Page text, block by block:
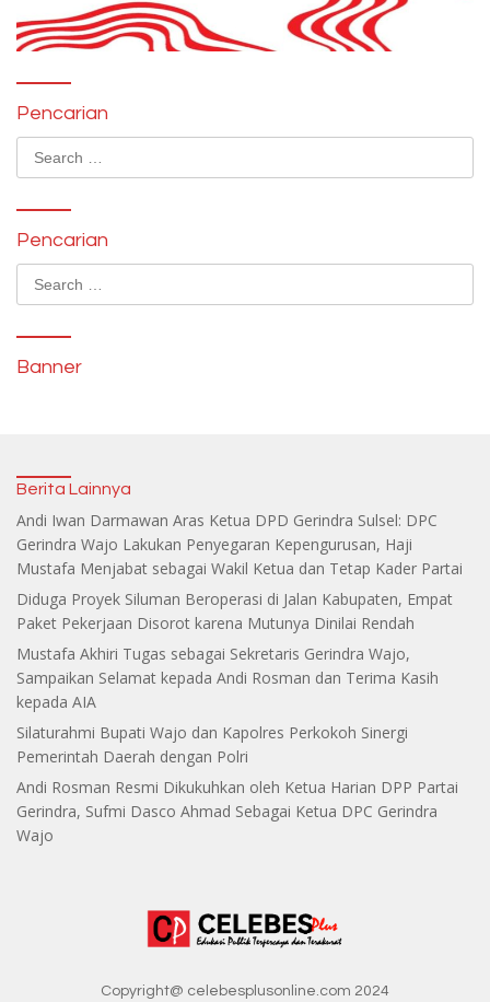
Pencarian
Pencarian
Banner
Berita Lainnya
Andi Iwan Darmawan Aras Ketua DPD Gerindra Sulsel: DPC
Gerindra Wajo Lakukan Penyegaran Kepengurusan, Haji
Mustafa Menjabat sebagai Wakil Ketua dan Tetap Kader Partai
Diduga Proyek Siluman Beroperasi di Jalan Kabupaten, Empat
Paket Pekerjaan Disorot karena Mutunya Dinilai Rendah
Mustafa Akhiri Tugas sebagai Sekretaris Gerindra Wajo,
Sampaikan Selamat kepada Andi Rosman dan Terima Kasih
kepada AIA
Silaturahmi Bupati Wajo dan Kapolres Perkokoh Sinergi
Pemerintah Daerah dengan Polri
Andi Rosman Resmi Dikukuhkan oleh Ketua Harian DPP Partai
Gerindra, Sufmi Dasco Ahmad Sebagai Ketua DPC Gerindra
Wajo
Copyright@ celebesplusonline.com 2024